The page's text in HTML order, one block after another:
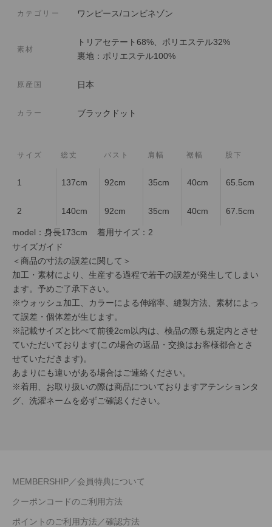
カテゴリー ワンピース/コンビネゾン
素材
トリアセテート68%、ポリエステル32%
裏地：ポリエステル100%
原産国 日本
カラー ブラックドット
サイズ 総丈 バスト 肩幅 裾幅 股下
1 137cm 92cm 35cm 40cm 65.5cm
2 140cm 92cm 35cm 40cm 67.5cm
model：身長173cm 着用サイズ：2
サイズガイド
＜商品の寸法の誤差に関して＞
加工・素材により、生産する過程で若干の誤差が発生してしまい
ます。予めご了承下さい。
※ウォッシュ加工、カラーによる伸縮率、縫製方法、素材によっ
て誤差・個体差が生じます。
※記載サイズと比べて前後2cm以内は、検品の際も規定内とさせ
ていただいております(この場合の返品・交換はお客様都合とさ
せていただきます)。
あまりにも違いがある場合はご連絡ください。
※着用、お取り扱いの際は商品についておりますアテンションタ
グ、洗濯ネームを必ずご確認ください。
MEMBERSHIP／会員特典について
クーポンコードのご利用方法
ポイントのご利用方法／確認方法